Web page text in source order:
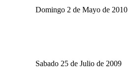
Domingo 2 de Mayo de 2010
Sabado 25 de Julio de 2009